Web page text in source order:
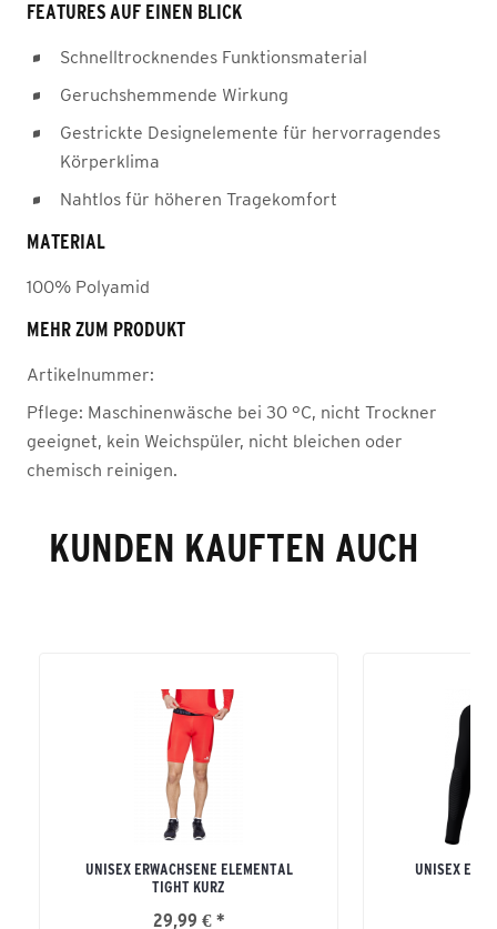
FEATURES AUF EINEN BLICK
Schnelltrocknendes Funktionsmaterial
Geruchshemmende Wirkung
Gestrickte Designelemente für hervorragendes
Körperklima
Nahtlos für höheren Tragekomfort
MATERIAL
100% Polyamid
MEHR ZUM PRODUKT
Artikelnummer:
Pflege: Maschinenwäsche bei 30 °C, nicht Trockner
geeignet, kein Weichspüler, nicht bleichen oder
chemisch reinigen.
KUNDEN KAUFTEN AUCH
UNISEX ERWACHSENE ELEMENTAL
TIGHT KURZ
29,99 € *
UNISEX